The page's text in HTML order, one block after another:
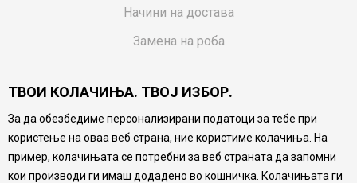
Начини на достава
Замена на роба
Ваучери
Product Finder
FAQs
ТВОИ КОЛАЧИЊА. ТВОЈ ИЗБОР.
За да обезбедиме персонализирани податоци за тебе при
користење на оваа веб страна, ние користиме колачиња. На
пример, колачињата се потребни за веб страната да запомни
кои производи ги имаш додадено во кошничка. Колачињата ги